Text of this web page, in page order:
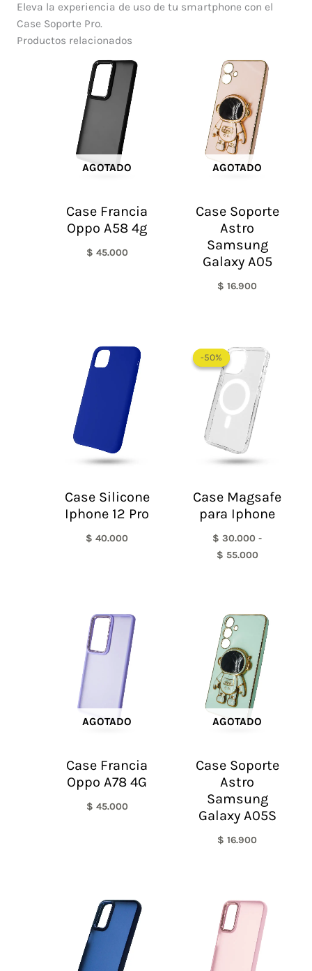
Eleva la experiencia de uso de tu smartphone con el
Case Soporte Pro.
Productos relacionados
AGOTADO
Case Francia
Oppo A58 4g
$ 45.000
AGOTADO
Case Soporte
Astro
Samsung
Galaxy A05
$ 16.900
Case Silicone
Iphone 12 Pro
$ 40.000
-50%
-50%
Case Magsafe
para Iphone
$ 30.000 -
$ 55.000
de
precios:
desde
$ 30.000
hasta
AGOTADO
Case Francia
Oppo A78 4G
$ 45.000
AGOTADO
Case Soporte
Astro
Samsung
Galaxy A05S
$ 16.900